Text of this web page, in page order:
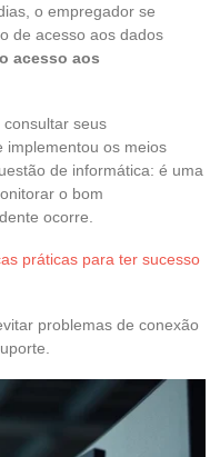
o empregador se
de acesso aos dados
acesso aos
seus
implementou os meios
de informática: é uma
o bom
ocorre.
práticas para ter sucesso
problemas de conexão